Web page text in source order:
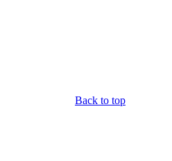
Back to top